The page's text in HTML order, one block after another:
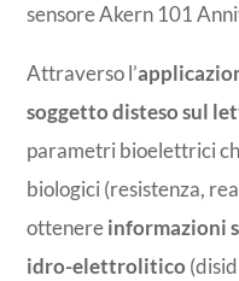
sensore Akern 101
Attraverso l’
soggetto disteso sul
parametri bioelettrici
biologici (resistenza,
ottenereinformazioni
idro-elettrolitico